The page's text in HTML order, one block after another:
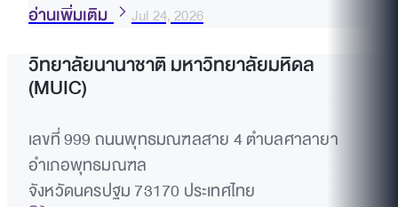
อ่านเพิ่มเติม Jul 24, 2026
วิทยาลัยนานาชาติ มหาวิทยาลัยมหิดล
(MUIC)
เลขที่ 999 ถนนพุทธมณฑลสาย 4 ตำบลศาลายา
อำเภอพุทธมณฑล
จังหวัดนครปฐม 73170 ประเทศไทย